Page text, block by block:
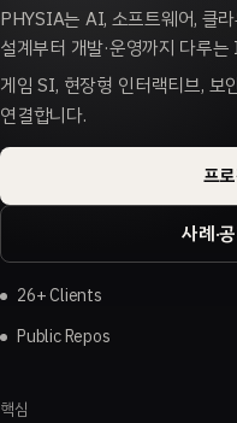
PHYSIA는 AI, 소프트웨어, 클
설계부터 개발·운영까지 다루
게임 SI, 현장형 인터랙티브, 보
연결합니다.
프
사례·
26+ Clients
Public Repos
핵심